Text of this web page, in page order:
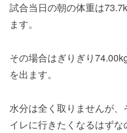
試合当日の朝の体重は
ます。
その場合はぎりぎり
を出ます。
水分は全く取りませんが
イレに行きたくなるはず